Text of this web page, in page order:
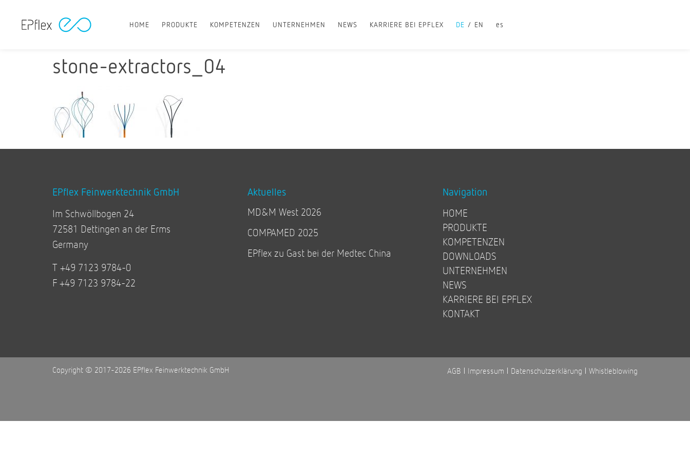
HOME PRODUKTE KOMPETENZEN UNTERNEHMEN NEWS KARRIERE BEI EPFLEX DE EN es
stone-extractors_04
EPflex Feinwerktechnik GmbH
Im Schwöllbogen 24
72581 Dettingen an der Erms
Germany
T +49 7123 9784-0
F +49 7123 9784-22
Aktuelles
MD&M West 2026
COMPAMED 2025
EPflex zu Gast bei der Medtec China
Navigation
HOME
PRODUKTE
KOMPETENZEN
DOWNLOADS
UNTERNEHMEN
NEWS
KARRIERE BEI EPFLEX
KONTAKT
Copyright © 2017-2026 EPflex Feinwerktechnik GmbH AGB Impressum Datenschutzerklärung Whistleblowing